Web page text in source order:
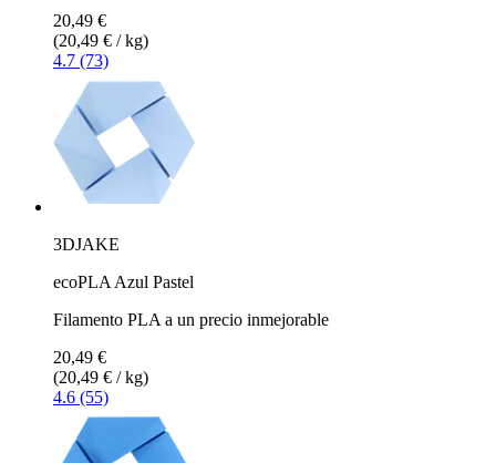
20,49 €
(20,49 € / kg)
4.7 (73)
3DJAKE
ecoPLA Azul Pastel
Filamento PLA a un precio inmejorable
20,49 €
(20,49 € / kg)
4.6 (55)